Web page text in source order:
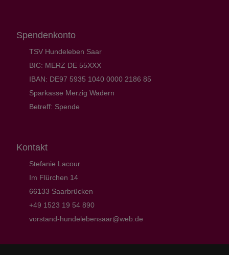
Spendenkonto
TSV Hundeleben Saar
BIC: MERZ DE 55XXX
IBAN: DE97 5935 1040 0000 2186 85
Sparkasse Merzig Wadern
Betreff: Spende
Kontakt
Stefanie Lacour
Im Flürchen 14
66133 Saarbrücken
+49 1523 19 54 890
vorstand-hundelebensaar@web.de